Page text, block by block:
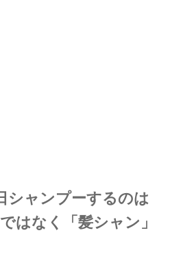
シャンプーするのは
はなく「髪シャン」